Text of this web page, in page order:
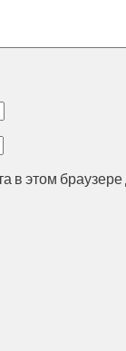
в этом